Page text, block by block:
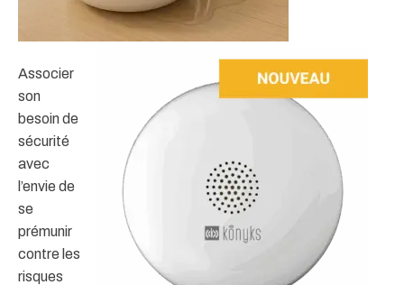
Associer
son
besoin de
sécurité
avec
l’envie de
se
prémunir
contre les
risques